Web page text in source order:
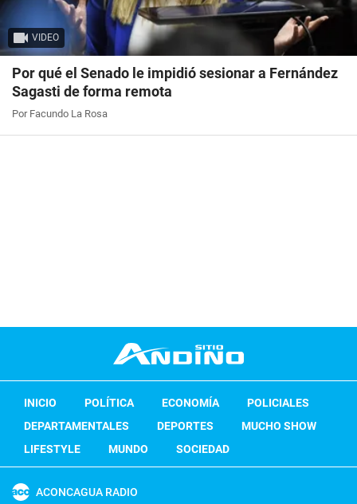
VIDEO
Por qué el Senado le impidió sesionar a Fernández
Sagasti de forma remota
Por Facundo La Rosa
INICIO POLÍTICA ECONOMÍA
POLICIALES
DEPARTAMENTALES
DEPORTES
MUCHO SHOW
LIFESTYLE
MUNDO SOCIEDAD
ACONCAGUA RADIO